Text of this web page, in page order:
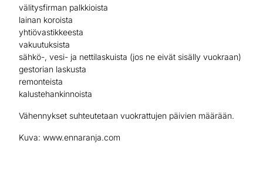
välitysfirman palkkioista
lainan koroista
yhtiövastikkeesta
vakuutuksista
sähkö-, vesi- ja nettilaskuista (jos ne eivät sisälly vuokraan)
gestorian laskusta
remonteista
kalustehankinnoista
Vähennykset suhteutetaan vuokrattujen päivien määrään.
Kuva: www.ennaranja.com